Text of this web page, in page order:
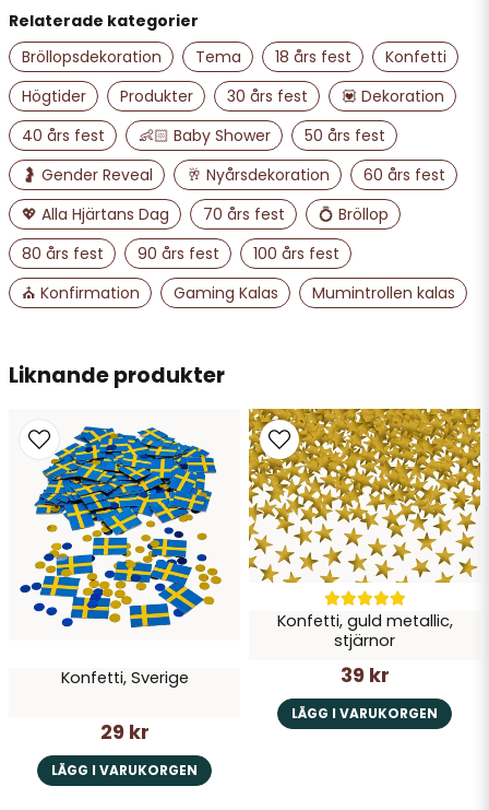
email
Mejladress
Ja, ni får publicera min fråga
Skicka fråga
för 4 år sedan
Snabb leverans!
Liknande produkter
Konfetti, Sverige
29 kr
LÄGG I VARUKORGEN
Konfetti, guld metallic,
stjärnor
39 kr
LÄGG I VARUKORGEN
Relaterade kategorier
Bröllopsdekoration
Tema 18 års fest
Konfetti
Högtider
Produkter 30 års fest
💟 Dekoration
40 års fest
👶🏻 Baby Shower
50 års fest
🤰 Gender Reveal
🥂 Nyårsdekoration
60 års fest
💖 Alla Hjärtans Dag
70 års fest
💍 Bröllop
80 års fest
90 års fest
100 års fest
⛪ Konfirmation
Gaming Kalas Mumintrollen kalas